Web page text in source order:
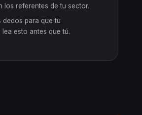
los referentes de tu sector.
dedos para que tu
esto antes que tú.